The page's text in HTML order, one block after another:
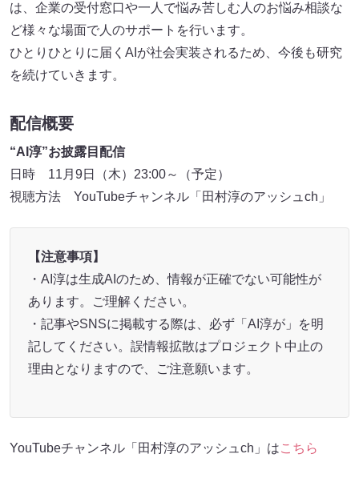
は、企業の受付窓口や一人で悩み苦しむ人のお悩み相談な
ど様々な場面で人のサポートを行います。
ひとりひとりに届くAIが社会実装されるため、今後も研究
を続けていきます。
配信概要
“AI淳”お披露目配信
日時 11月9日（木）23:00～（予定）
視聴方法 YouTubeチャンネル「田村淳のアッシュch」
【注意事項】
・AI淳は生成AIのため、情報が正確でない可能性が
あります。ご理解ください。
・記事やSNSに掲載する際は、必ず「AI淳が」を明
記してください。誤情報拡散はプロジェクト中止の
理由となりますので、ご注意願います。
YouTubeチャンネル「田村淳のアッシュch」はこちら